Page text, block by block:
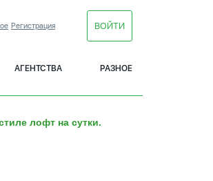
Регистрация ВОЙТИ
АГЕНТСТВА РАЗНОЕ
лофт на сутки.